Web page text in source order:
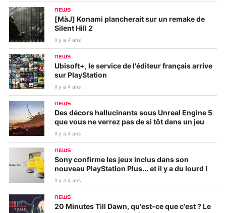
NEWS
[MàJ] Konami plancherait sur un remake de
Silent Hill 2
Il y a 4 ans
NEWS
Ubisoft+, le service de l'éditeur français arrive
sur PlayStation
Il y a 4 ans
NEWS
Des décors hallucinants sous Unreal Engine 5
que vous ne verrez pas de si tôt dans un jeu
Il y a 4 ans
NEWS
Sony confirme les jeux inclus dans son
nouveau PlayStation Plus... et il y a du lourd !
Il y a 4 ans
NEWS
20 Minutes Till Dawn, qu'est-ce que c'est ? Le